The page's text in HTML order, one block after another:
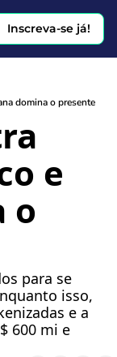
Inscreva-se já!
domina o presente
e
o
para se
isso,
e a
600 mi e